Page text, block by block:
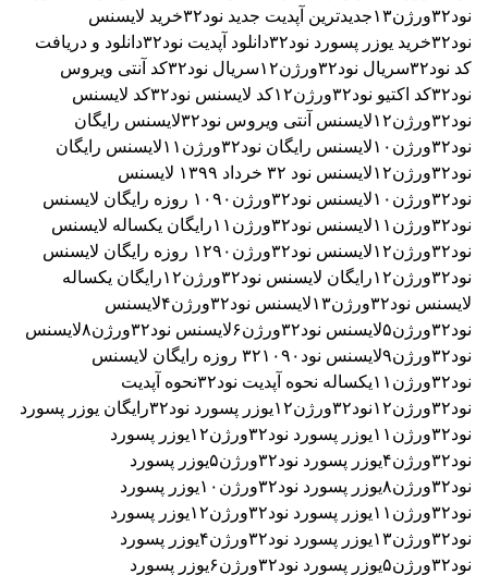
نود۳۲ورژن۱۳
جدیدترین آپدیت جدید نود۳۲
خرید لایسنس
نود۳۲
خرید یوزر پسورد نود۳۲ دانلود آپدیت نود۳۲
دانلود و دریافت
کد نود۳۲
سریال نود۳۲ورژن۱۲ سریال نود۳۲
کد آنتی ویروس
نود۳۲
کد اکتیو نود۳۲ورژن۱۲ کد لایسنس نود۳۲
کد لایسنس
نود۳۲ورژن۱۲
لایسنس آنتی ویروس نود۳۲
لایسنس رایگان
نود۳۲ورژن۱۰
لایسنس رایگان نود۳۲ورژن۱۱
لایسنس رایگان
نود۳۲ورژن۱۲
لایسنس نود ۳٢ خرداد ۱۳۹۹
لایسنس
نود۳۲ورژن۱۰
لایسنس نود۳۲ورژن۱۰۹۰ روزه رایگان
لایسنس
نود۳۲ورژن۱۱
لایسنس نود۳۲ورژن۱۱رایگان یکساله
لایسنس
نود۳۲ورژن۱۲
لایسنس نود۳۲ورژن۱۲۹۰ روزه رایگان
لایسنس
نود۳۲ورژن۱۲رایگان
لایسنس نود۳۲ورژن۱۲رایگان یکساله
لایسنس نود۳۲ورژن۱۳
لایسنس نود۳۲ورژن۴
لایسنس
نود۳۲ورژن۵
لایسنس نود۳۲ورژن۶ لایسنس نود۳۲ورژن۸
لایسنس
نود۳۲ورژن۹
لایسنس نود۳۲۱۰۹۰ روزه رایگان
لایسنس
نود۳۲ورژن۱۱یکساله
نحوه آپدیت نود۳۲
نحوه آپدیت
نود۳۲ورژن۱۲
نود۳۲ورژن۱۲ یوزر پسورد نود۳۲رایگان
یوزر پسورد
نود۳۲ورژن۱۱
یوزر پسورد نود۳۲ورژن۱۲
یوزر پسورد
نود۳۲ورژن۴
یوزر پسورد نود۳۲ورژن۵
یوزر پسورد
نود۳۲ورژن۸
یوزر پسورد نود۳۲ورژن۱۰
یوزر پسورد
نود۳۲ورژن۱۱
یوزر پسورد نود۳۲ورژن۱۲
یوزر پسورد
نود۳۲ورژن۱۳
یوزر پسورد نود۳۲ورژن۴
یوزر پسورد
نود۳۲ورژن۵
یوزر پسورد نود۳۲ورژن۶
یوزر پسورد